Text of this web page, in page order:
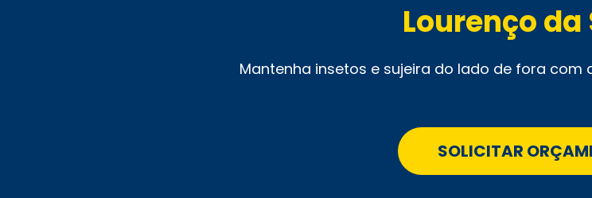
Lourenço da
Mantenha insetos e sujeira do lado de fora com
SOLICITAR